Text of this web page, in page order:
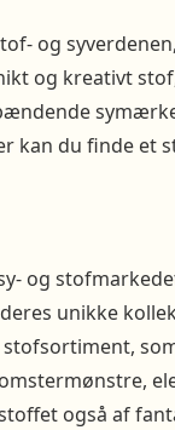
og
og kreativt
kan du finde et
og
unikke
også af